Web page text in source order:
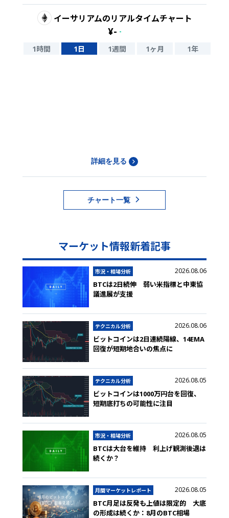
イーサリアムのリアルタイムチャート
¥- -
1時間 1日 1週間 1ヶ月 1年
詳細を見る
チャート一覧
マーケット情報新着記事
市況・相場分析 2026.08.06
BTCは2日続伸 弱い米指標と中東協
議進展が支援
テクニカル分析 2026.08.06
ビットコインは2日連続陽線、14EMA
回復が短期地合いの焦点に
テクニカル分析 2026.08.05
ビットコインは1000万円台を回復、
短期底打ちの可能性に注目
市況・相場分析 2026.08.05
BTCは大台を維持 利上げ観測後退は
続くか？
月間マーケットレポート 2026.08.05
BTC月足は反発も上値は限定的 大底
の形成は続くか：8月のBTC相場